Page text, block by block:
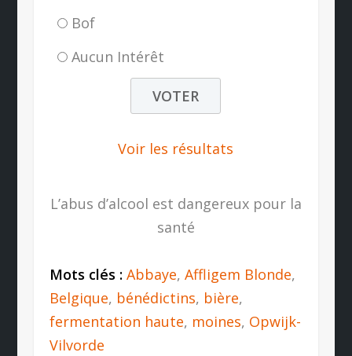
Bof
Aucun Intérêt
Voir les résultats
L’abus d’alcool est dangereux pour la
santé
Mots clés : Abbaye, Affligem Blonde,
Belgique, bénédictins, bière,
fermentation haute, moines, Opwijk-
Vilvorde